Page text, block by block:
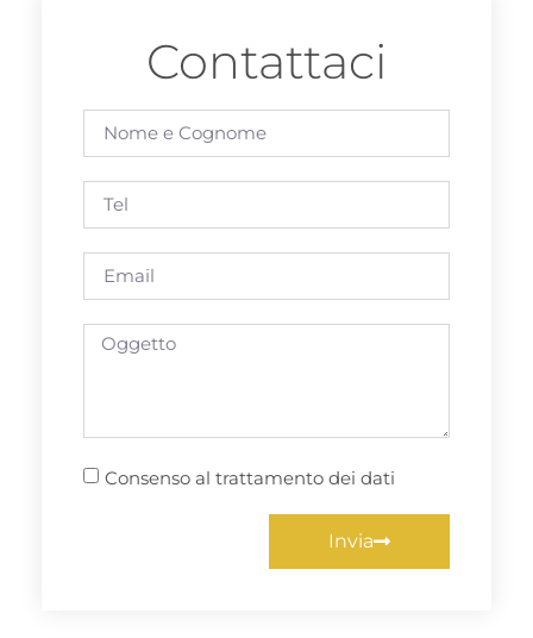
Contattaci
Consenso al trattamento dei dati
Invia